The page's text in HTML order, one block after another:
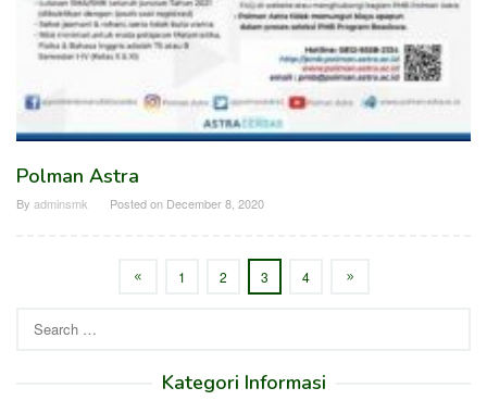
Polman Astra
By adminsmk Posted on December 8, 2020
1 2 3 4
for:
Kategori Informasi